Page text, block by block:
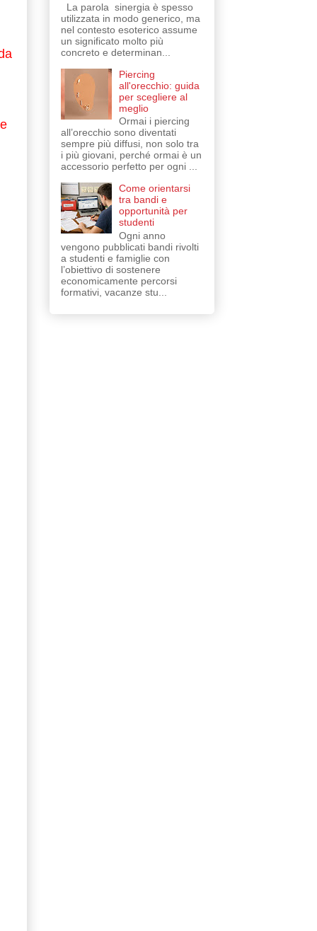
La parola sinergia è spesso
utilizzata in modo generico, ma
nel contesto esoterico assume
un significato molto più
concreto e determinan...
Piercing
all'orecchio: guida
per scegliere al
meglio
Ormai i piercing
all’orecchio sono diventati
sempre più diffusi, non solo tra
i più giovani, perché ormai è un
accessorio perfetto per ogni ...
Come orientarsi
tra bandi e
opportunità per
studenti
Ogni anno
vengono pubblicati bandi rivolti
a studenti e famiglie con
l’obiettivo di sostenere
economicamente percorsi
formativi, vacanze stu...